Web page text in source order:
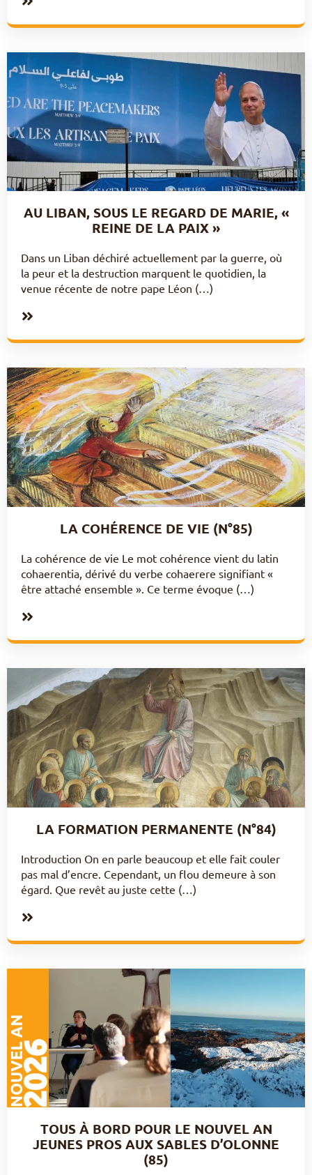
AU LIBAN, SOUS LE REGARD DE MARIE, «
REINE DE LA PAIX »
Dans un Liban déchiré actuellement par la guerre, où
la peur et la destruction marquent le quotidien, la
venue récente de notre pape Léon (…)
LA COHÉRENCE DE VIE (N°85)
La cohérence de vie Le mot cohérence vient du latin
cohaerentia, dérivé du verbe cohaerere signifiant «
être attaché ensemble ». Ce terme évoque (…)
LA FORMATION PERMANENTE (N°84)
Introduction On en parle beaucoup et elle fait couler
pas mal d’encre. Cependant, un flou demeure à son
égard. Que revêt au juste cette (…)
TOUS À BORD POUR LE NOUVEL AN
JEUNES PROS AUX SABLES D’OLONNE
(85)